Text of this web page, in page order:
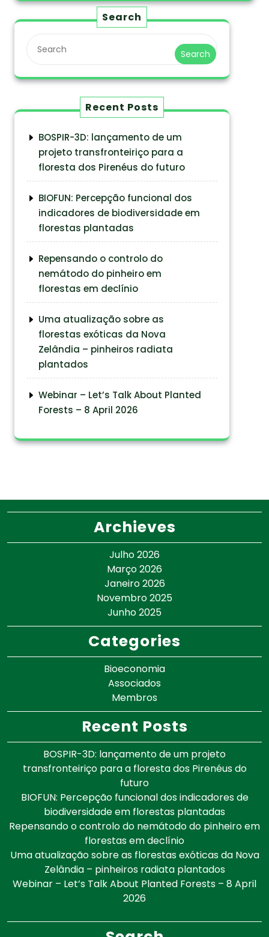
Search
Search
Recent Posts
BOSPIR-3D: lançamento de um
projeto transfronteiriço para a
floresta dos Pirenéus do futuro
BIOFUN: Percepção funcional dos
indicadores de biodiversidade em
florestas plantadas
Repensando o controlo do
nemátodo do pinheiro em
florestas em declínio
Uma atualização sobre as
florestas exóticas da Nova
Zelândia – pinheiros radiata
plantados
Webinar – Let’s Talk About Planted
Forests – 8 April 2026
Archieves
Julho 2026
Março 2026
Janeiro 2026
Novembro 2025
Junho 2025
Categories
Bioeconomia
Associados
Membros
Recent Posts
BOSPIR-3D: lançamento de um projeto
transfronteiriço para a floresta dos Pirenéus do
futuro
BIOFUN: Percepção funcional dos indicadores de
biodiversidade em florestas plantadas
Repensando o controlo do nemátodo do pinheiro em
florestas em declínio
Uma atualização sobre as florestas exóticas da Nova
Zelândia – pinheiros radiata plantados
Webinar – Let’s Talk About Planted Forests – 8 April
2026